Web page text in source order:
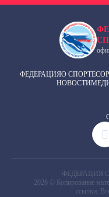
ФЕДЕРАЦИЯО СПОРТЕ
НОВОСТИ
ФЕДЕРАЦИЯ
2026 © Копирование
ссылки.